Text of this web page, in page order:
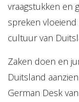
vraagstukken en
spreken
cultuur van
Zaken doen en
Duitsland
German Desk